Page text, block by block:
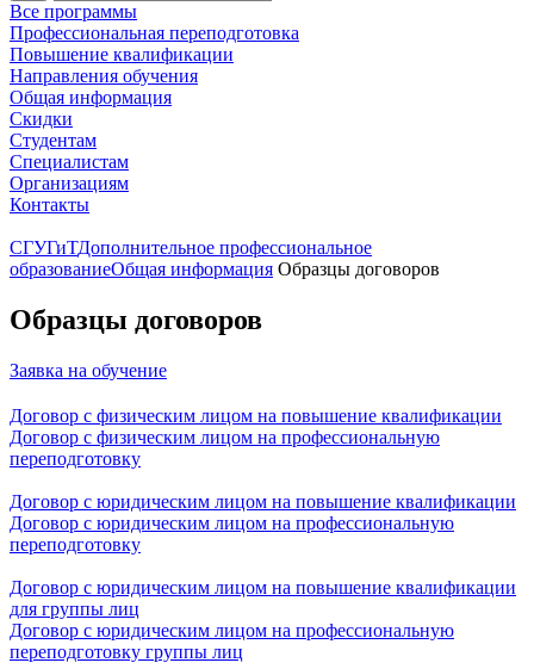
Все программы
Профессиональная переподготовка
Повышение квалификации
Направления обучения
Общая информация
Скидки
Студентам
Специалистам
Организациям
Контакты
СГУГиТДополнительное профессиональное
образованиеОбщая информация Образцы договоров
Образцы договоров
Заявка на обучение
Договор с физическим лицом на повышение квалификации
Договор с физическим лицом на профессиональную
переподготовку
Договор с юридическим лицом на повышение квалификации
Договор с юридическим лицом на профессиональную
переподготовку
Договор с юридическим лицом на повышение квалификации
для группы лиц
Договор с юридическим лицом на профессиональную
переподготовку группы лиц